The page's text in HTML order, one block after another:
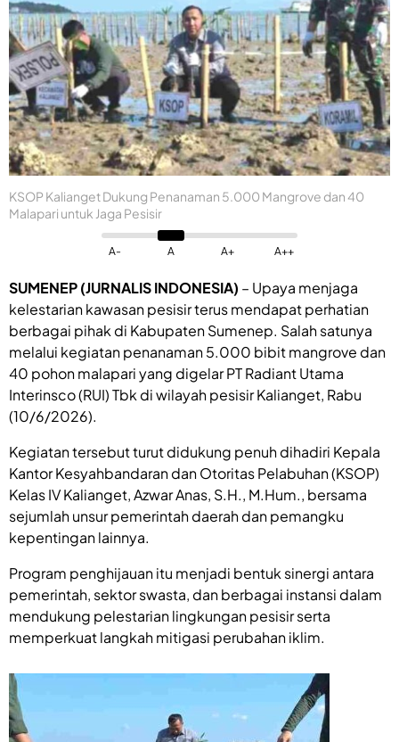
KSOP Kalianget Dukung Penanaman 5.000 Mangrove dan 40
Malapari untuk Jaga Pesisir
A- A A+ A++
SUMENEP (JURNALIS INDONESIA) – Upaya menjaga
kelestarian kawasan pesisir terus mendapat perhatian
berbagai pihak di Kabupaten Sumenep. Salah satunya
melalui kegiatan penanaman 5.000 bibit mangrove dan
40 pohon malapari yang digelar PT Radiant Utama
Interinsco (RUI) Tbk di wilayah pesisir Kalianget, Rabu
(10/6/2026).
Kegiatan tersebut turut didukung penuh dihadiri Kepala
Kantor Kesyahbandaran dan Otoritas Pelabuhan (KSOP)
Kelas IV Kalianget, Azwar Anas, S.H., M.Hum., bersama
sejumlah unsur pemerintah daerah dan pemangku
kepentingan lainnya.
Program penghijauan itu menjadi bentuk sinergi antara
pemerintah, sektor swasta, dan berbagai instansi dalam
mendukung pelestarian lingkungan pesisir serta
memperkuat langkah mitigasi perubahan iklim.